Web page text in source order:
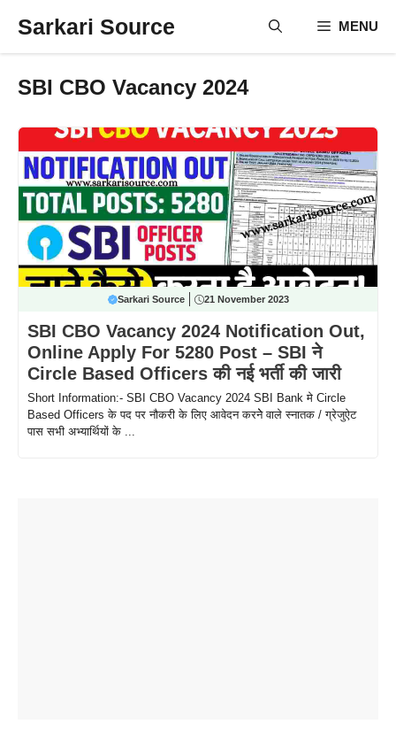
Sarkari Source MENU
SBI CBO Vacancy 2024
Sarkari Source 21 November 2023
SBI CBO Vacancy 2024 Notification Out,
Online Apply For 5280 Post – SBI ने
Circle Based Officers की नई भर्ती की जारी
Short Information:- SBI CBO Vacancy 2024 SBI Bank मे Circle
Based Officers के पद पर नौकरी के लिए आवेदन करनेे वाले स्नातक / ग्रेजुऐट
पास सभी अभ्यार्थियों के ...